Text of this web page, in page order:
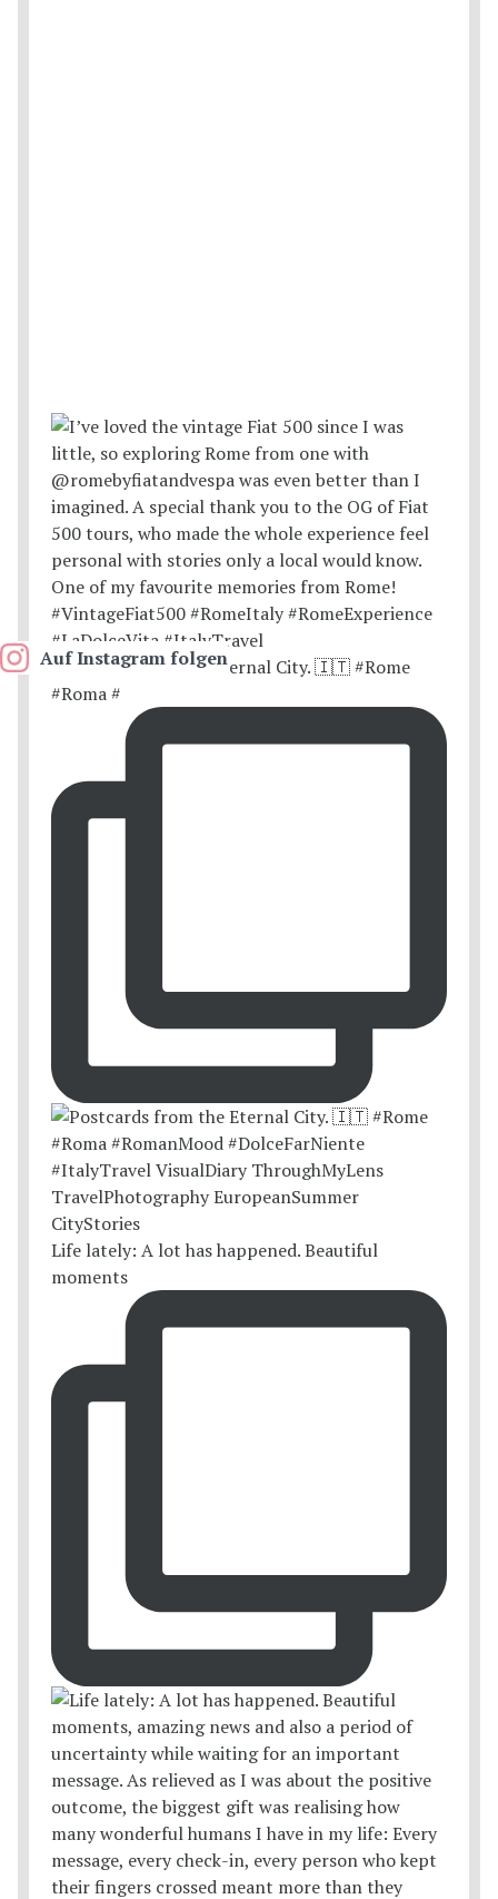
Postcards from the Eternal City. 🇮🇹 #Rome
#Roma #
Life lately: A lot has happened. Beautiful
moments
Auf Instagram folgen